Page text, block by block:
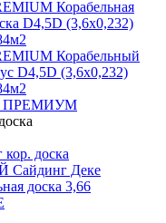
Корабельная
D4,5D (3,6х0,232)
Корабельный
D4,5D (3,6х0,232)
ПРЕМИУМ
доска
Деке
доска 3,66